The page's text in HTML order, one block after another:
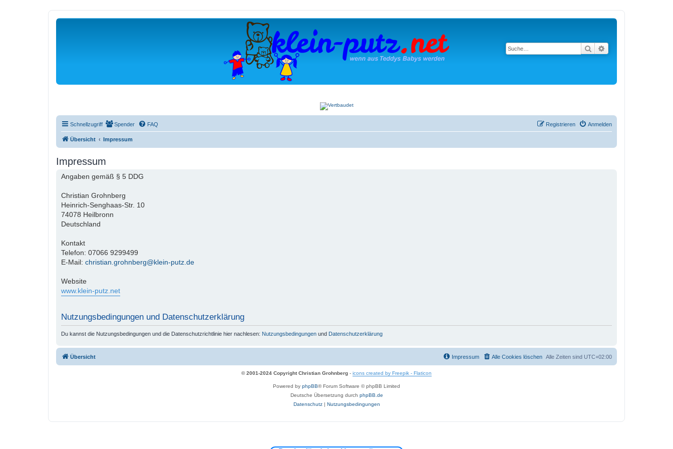
Suche
Schnellzugriff Spender FAQ Anmelden
Registrieren
Übersicht Impressum
Impressum
Angaben gemäß § 5 DDG
Christian Grohnberg
Heinrich-Senghaas-Str. 10
74078 Heilbronn
Deutschland
Kontakt
Telefon: 07066 9299499
E-Mail: christian.grohnberg@klein-putz.de
Website
www.klein-putz.net
Nutzungsbedingungen und Datenschutzerklärung
Du kannst die Nutzungsbedingungen und die Datenschutzrichtlinie hier nachlesen: Nutzungsbedingungen und Datenschutzerklärung
Übersicht Alle Zeiten sind UTC+02:00
Alle Cookies löschen
Impressum
© 2001-2024 Copyright Christian Grohnberg - icons created by Freepik - Flaticon
Powered by phpBB® Forum Software © phpBB Limited
Deutsche Übersetzung durch phpBB.de
Datenschutz| Nutzungsbedingungen